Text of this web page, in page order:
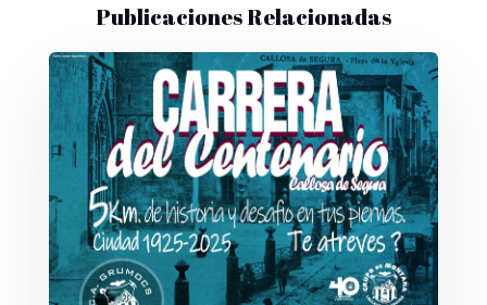
Publicaciones Relacionadas